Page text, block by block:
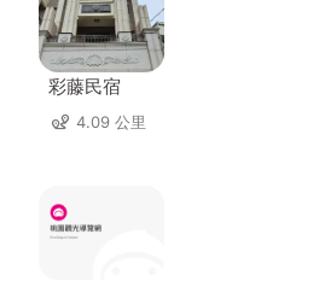
彩藤民宿
4.09 公里